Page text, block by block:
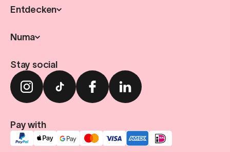
Entdecken
Numa
Stay social
Pay with